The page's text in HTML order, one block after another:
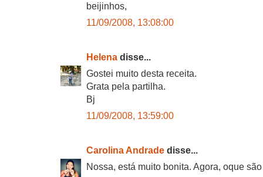
beijinhos,
11/09/2008, 13:08:00
Helena disse...
Gostei muito desta receita.
Grata pela partilha.
Bj
11/09/2008, 13:59:00
Carolina Andrade disse...
Nossa, está muito bonita. Agora, oque